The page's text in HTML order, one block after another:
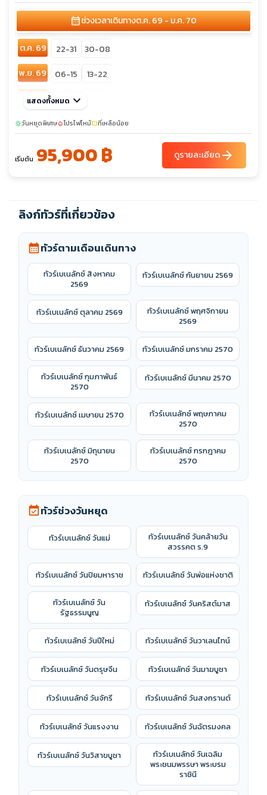
calendar_monthช่วงเวลาเดินทางต.ค. 69 - ม.ค. 70
ต.ค. 69 22-31
30-08
พ.ย. 69
06-15
13-22
ธ.ค. 69
25-03
แสดงทั้งหมด keyboard_arrow_down
sunnyวันหยุดพิเศษlocal_fire_departmentโปรไฟไหม้confirmation_numberที่เหลือน้อย
เริ่มต้น 95,900 ฿ ดูรายละเอียดarrow_forward
ลิงก์ทัวร์ที่เกี่ยวข้อง
calendar_monthทัวร์ตามเดือนเดินทาง
ทัวร์เบเนลักซ์ สิงหาคม
2569
ทัวร์เบเนลักซ์ กันยายน 2569
ทัวร์เบเนลักซ์ ตุลาคม 2569
ทัวร์เบเนลักซ์ พฤศจิกายน
2569
ทัวร์เบเนลักซ์ ธันวาคม 2569 ทัวร์เบเนลักซ์ มกราคม 2570
ทัวร์เบเนลักซ์ กุมภาพันธ์
2570
ทัวร์เบเนลักซ์ มีนาคม 2570
ทัวร์เบเนลักซ์ เมษายน 2570
ทัวร์เบเนลักซ์ พฤษภาคม
2570
ทัวร์เบเนลักซ์ มิถุนายน
2570
ทัวร์เบเนลักซ์ กรกฎาคม
2570
event_availableทัวร์ช่วงวันหยุด
ทัวร์เบเนลักซ์ วันแม่
ทัวร์เบเนลักซ์ วันคล้ายวัน
สวรรคต ร.9
ทัวร์เบเนลักซ์ วันปิยมหาราช ทัวร์เบเนลักซ์ วันพ่อแห่งชาติ
ทัวร์เบเนลักซ์ วัน
รัฐธรรมนูญ
ทัวร์เบเนลักซ์ วันคริสต์มาส
ทัวร์เบเนลักซ์ วันปีใหม่ ทัวร์เบเนลักซ์ วันวาเลนไทน์
ทัวร์เบเนลักซ์ วันตรุษจีน ทัวร์เบเนลักซ์ วันมาฆบูชา
ทัวร์เบเนลักซ์ วันจักรี ทัวร์เบเนลักซ์ วันสงกรานต์
ทัวร์เบเนลักซ์ วันแรงงาน ทัวร์เบเนลักซ์ วันฉัตรมงคล
ทัวร์เบเนลักซ์ วันวิสาขบูชา
ทัวร์เบเนลักซ์ วันเฉลิม
พระชนมพรรษา พระบรม
ราชินี